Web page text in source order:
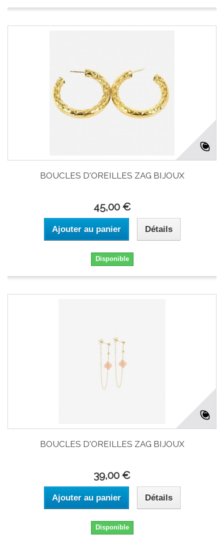
BOUCLES D'OREILLES ZAG BIJOUX
45,00 €
Ajouter au panier Détails
Disponible
BOUCLES D'OREILLES ZAG BIJOUX
39,00 €
Ajouter au panier Détails
Disponible